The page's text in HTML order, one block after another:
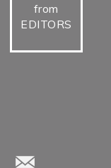
from
EDITORS